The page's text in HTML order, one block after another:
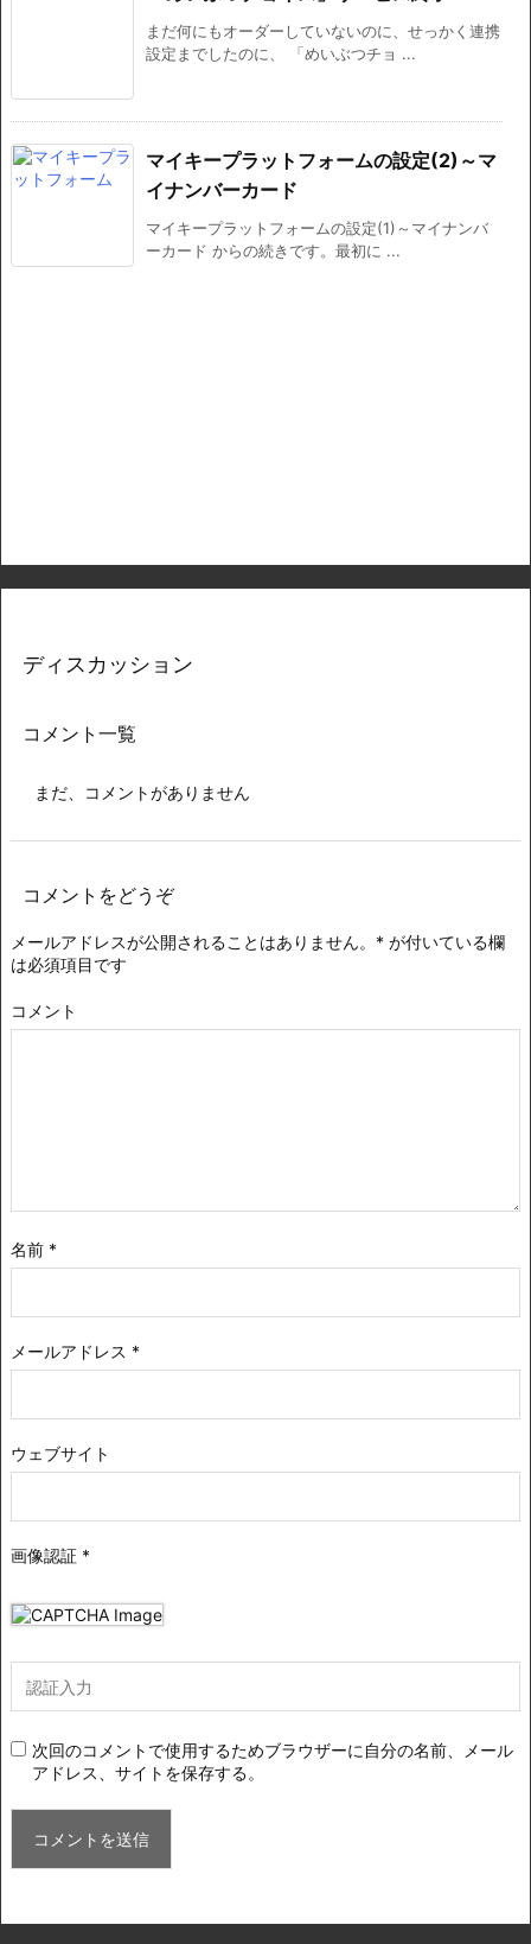
まだ何にもオーダーしていないのに、せっかく連携
設定までしたのに、 「めいぶつチョ ...
マイキープラットフォームの設定(2)～マ
イナンバーカード
マイキープラットフォームの設定(1)～マイナンバ
ーカード からの続きです。最初に ...
ディスカッション
コメント一覧
まだ、コメントがありません
コメントをどうぞ
メールアドレスが公開されることはありません。 * が付いている欄
は必須項目です
コメント
名前 *
メールアドレス *
ウェブサイト
画像認証 *
次回のコメントで使用するためブラウザーに自分の名前、メール
アドレス、サイトを保存する。